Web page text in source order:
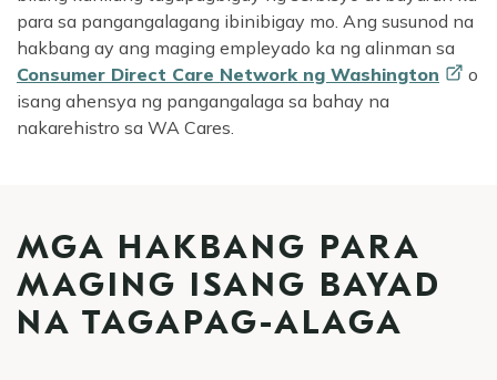
para sa pangangalagang ibinibigay mo. Ang susunod na
hakbang ay ang maging empleyado ka ng alinman sa
Consumer Direct Care Network ng Washington
o
isang ahensya ng pangangalaga sa bahay na
nakarehistro sa WA Cares.
MGA HAKBANG PARA
MAGING ISANG BAYAD
NA TAGAPAG-ALAGA